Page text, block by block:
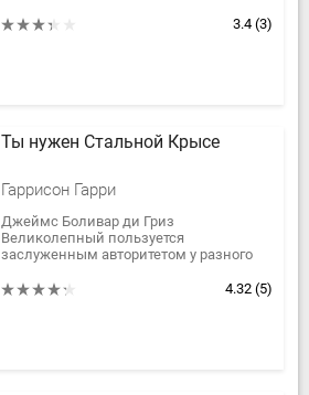
выжить на незнакомой планете, пилот
3.4 (3)
Ты нужен Стальной Крысе
Гаррисон Гарри
Джеймс Боливар ди Гриз
Великолепный пользуется
заслуженным авторитетом у разного
авантюристов, хотя давно уже
4.32 (5)